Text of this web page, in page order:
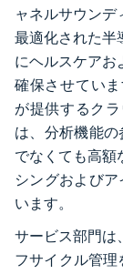
ャネルサウンデ
最適化された半
にヘルスケアお
確保させてい
が提供するク
は、分析機能
でなくても高額
シングおよび
います。
サービス部門は
フサイクル管理